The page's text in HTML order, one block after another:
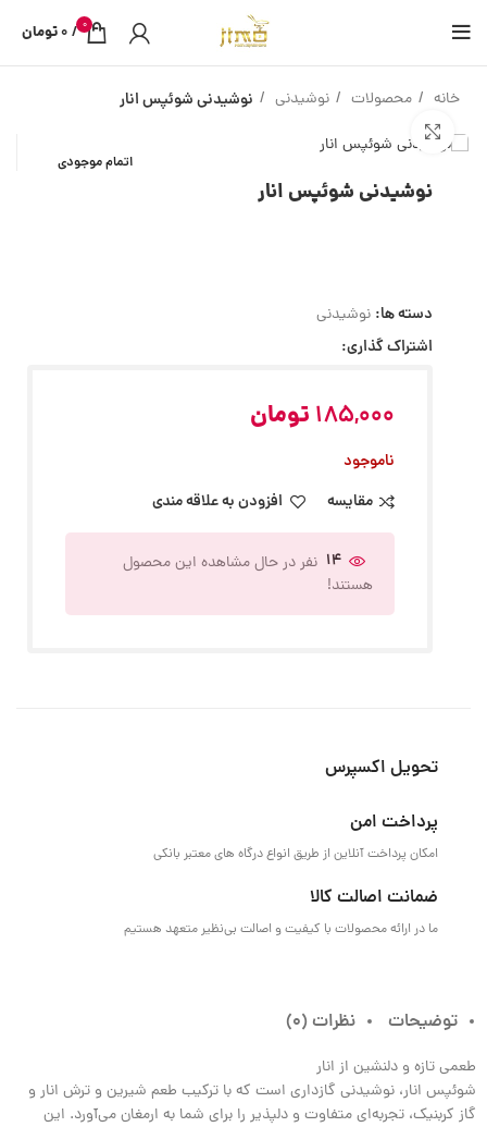
0
/
0تومان
خانه محصولات نوشیدنی نوشیدنی شوئپس انار
اتمام موجودی
نوشیدنی شوئپس انار
دسته ها: نوشیدنی
اشتراک گذاری:
185,000 تومان
ناموجود
مقایسه
افزودن به علاقه مندی
14 نفر در حال مشاهده این محصول
هستند!
تحویل اکسپرس
پرداخت امن
امکان پرداخت آنلاین از طریق انواع درگاه های معتبر بانکی
ضمانت اصالت کالا
ما در ارائه محصولات با کیفیت و اصالت بی‌نظیر متعهد هستیم
توضیحات نظرات (0)
طعمی تازه و دلنشین از انار
شوئپس انار، نوشیدنی گازداری است که با ترکیب طعم شیرین و ترش انار و
گاز کربنیک، تجربه‌ای متفاوت و دلپذیر را برای شما به ارمغان می‌آورد. این